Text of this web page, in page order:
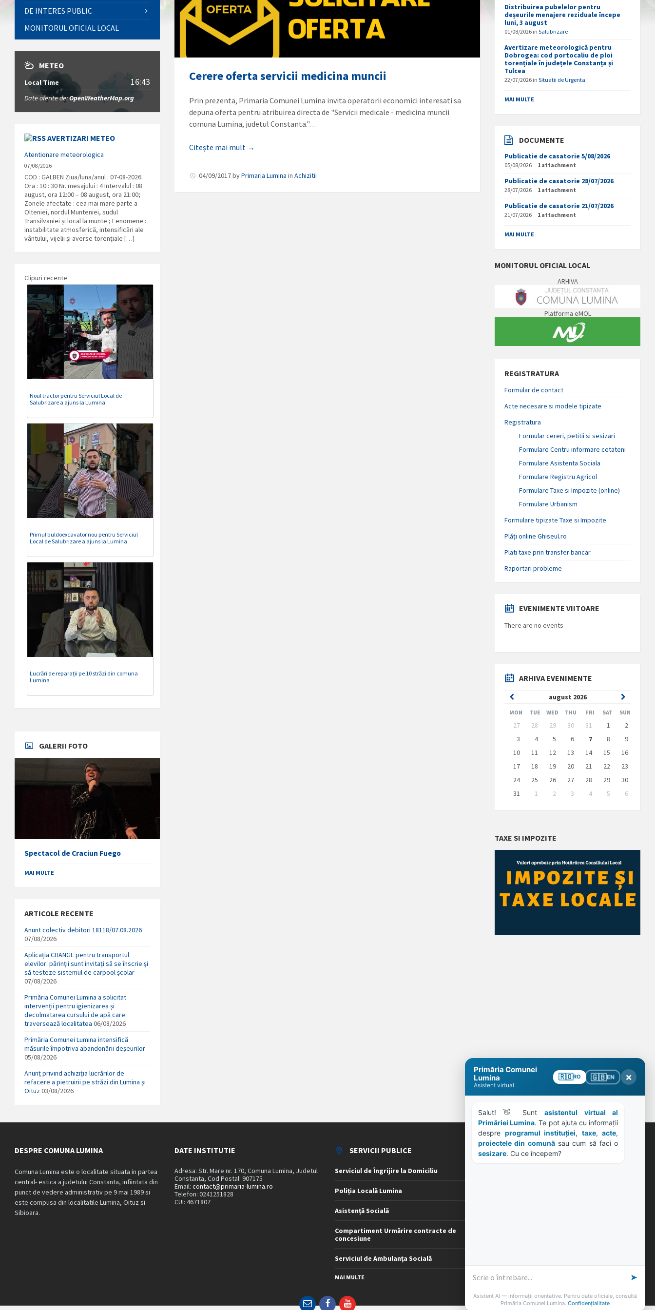
Cerere oferta servicii medicina muncii
Prin prezenta, Primaria Comunei Lumina invita operatorii economici interesati sa
depuna oferta pentru atribuirea directa de "Servicii medicale - medicina muncii
comuna Lumina, judetul Constanta."…
Citește mai mult →
04/09/2017byPrimaria Lumina inAchizitii
DE INTERES PUBLIC
MONITORUL OFICIAL LOCAL
METEO
Local Time 16:43
Date oferite de:OpenWeatherMap.org
AVERTIZARI METEO
Atentionare meteorologica
07/08/2026
COD : GALBEN Ziua/luna/anul : 07-08-2026
Ora : 10 : 30 Nr. mesajului : 4 Intervalul : 08
august, ora 12:00 – 08 august, ora 21:00;
Zonele afectate : cea mai mare parte a
Olteniei, nordul Munteniei, sudul
Transilvaniei și local la munte ; Fenomene :
instabilitate atmosferică, intensificări ale
vântului, vijelii și averse torențiale […]
Clipuri recente
Noul tractor pentru Serviciul Local de
Salubrizare a ajuns la Lumina
Primul buldoexcavator nou pentru Serviciul
Local de Salubrizare a ajuns la Lumina
Lucrări de reparații pe 10 străzi din comuna
Lumina
GALERII FOTO
Spectacol de Craciun Fuego
MAI MULTE
ARTICOLE RECENTE
Anunt colectiv debitori 18118/07.08.2026
07/08/2026
Aplicația CHANGE pentru transportul
elevilor: părinții sunt invitați să se înscrie și
să testeze sistemul de carpool școlar
07/08/2026
Primăria Comunei Lumina a solicitat
intervenții pentru igienizarea și
decolmatarea cursului de apă care
traversează localitatea 06/08/2026
Primăria Comunei Lumina intensifică
măsurile împotriva abandonării deșeurilor
05/08/2026
Anunț privind achiziția lucrărilor de
refacere a pietruirii pe străzi din Lumina și
Oituz03/08/2026
Distribuirea pubelelor pentru
deșeurile menajere reziduale începe
luni, 3 august
01/08/2026 inSalubrizare
Avertizare meteorologică pentru
Dobrogea: cod portocaliu de ploi
torențiale în județele Constanța și
Tulcea
22/07/2026 inSituatii de Urgenta
MAI MULTE
DOCUMENTE
Publicatie de casatorie 5/08/2026
05/08/2026 1 attachment
Publicatie de casatorie 28/07/2026
28/07/2026 1 attachment
Publicatie de casatorie 21/07/2026
21/07/2026 1 attachment
MAI MULTE
MONITORUL OFICIAL LOCAL
ARHIVA
Platforma eMOL
REGISTRATURA
Formular de contact
Acte necesare si modele tipizate
Registratura
Formular cereri, petitii si sesizari
Formulare Centru informare cetateni
Formulare Asistenta Sociala
Formulare Registru Agricol
Formulare Taxe si Impozite (online)
Formulare Urbanism
Formulare tipizate Taxe si Impozite
Plăți online Ghiseul.ro
Plati taxe prin transfer bancar
Raportari probleme
EVENIMENTE VIITOARE
There are no events
ARHIVA EVENIMENTE
august 2026
Previous
Month
Next
Month
MON TUE WED THU FRI SAT SUN
Skip
calendar
days
27 28 29 30 31 1
2
3
4 5 6 7 8
9
10
11 12 13 14 15
16
17
18 19 20 21 22
23
24
25 26 27 28 29
30
31
1 2 3 4 5
6
to
TAXE SI IMPOZITE
DESPRE COMUNA LUMINA
Comuna Lumina este o localitate situata in partea
central- estica a judetului Constanta, infiintata din
punct de vedere administrativ pe 9 mai 1989 si
este compusa din localitatile Lumina, Oituz si
Sibioara.
DATE INSTITUTIE
Adresa: Str. Mare nr. 170, Comuna Lumina, Judetul
Constanta, Cod Postal: 907175
Email:contact@primaria-lumina.ro
Telefon: 0241251828
CUI: 4671807
SERVICII PUBLICE
Serviciul de Îngrijire la Domiciliu
Poliția Locală Lumina
Asistență Socială
Compartiment Urmărire contracte de
concesiune
Serviciul de Ambulanța Socială
MAI MULTE
ORE DE LUCRU
EmailFacebookYouTube
Primăria Comunei
Lumina
Asistent virtual
🇷🇴RO 🇬🇧EN ×
Salut! 👋 Sunt asistentul virtual al
Primăriei Lumina. Te pot ajuta cu informații
despre programul instituției, taxe, acte
proiectele din comună
sesizare. Cu ce începem?
➤
Asistent AI — informații orientative. Pentru date oficiale, consultă
Primăria Comunei Lumina. Confidențialitate